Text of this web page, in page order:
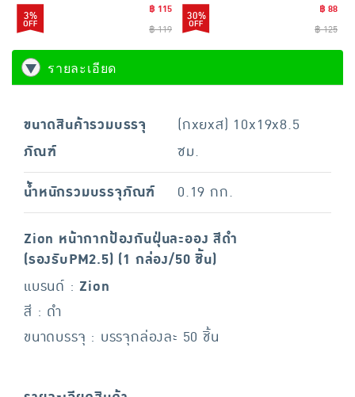
3%
฿ 115
฿ 119
30%
฿ 88
฿ 125
รายละเอียด
ขนาดสินค้ารวมบรรจุ
ภัณฑ์
(กxยxส) 10x19x8.5
ซม.
น้ำหนักรวมบรรจุภัณฑ์
0.19 กก.
Zion หน้ากากป้องกันฝุ่นละออง สีดำ
(รองรับPM2.5) (1 กล่อง/50 ชิ้น)
แบรนด์ :Zion
สี : ดำ
ขนาดบรรจุ : บรรจุกล่องละ 50 ชิ้น